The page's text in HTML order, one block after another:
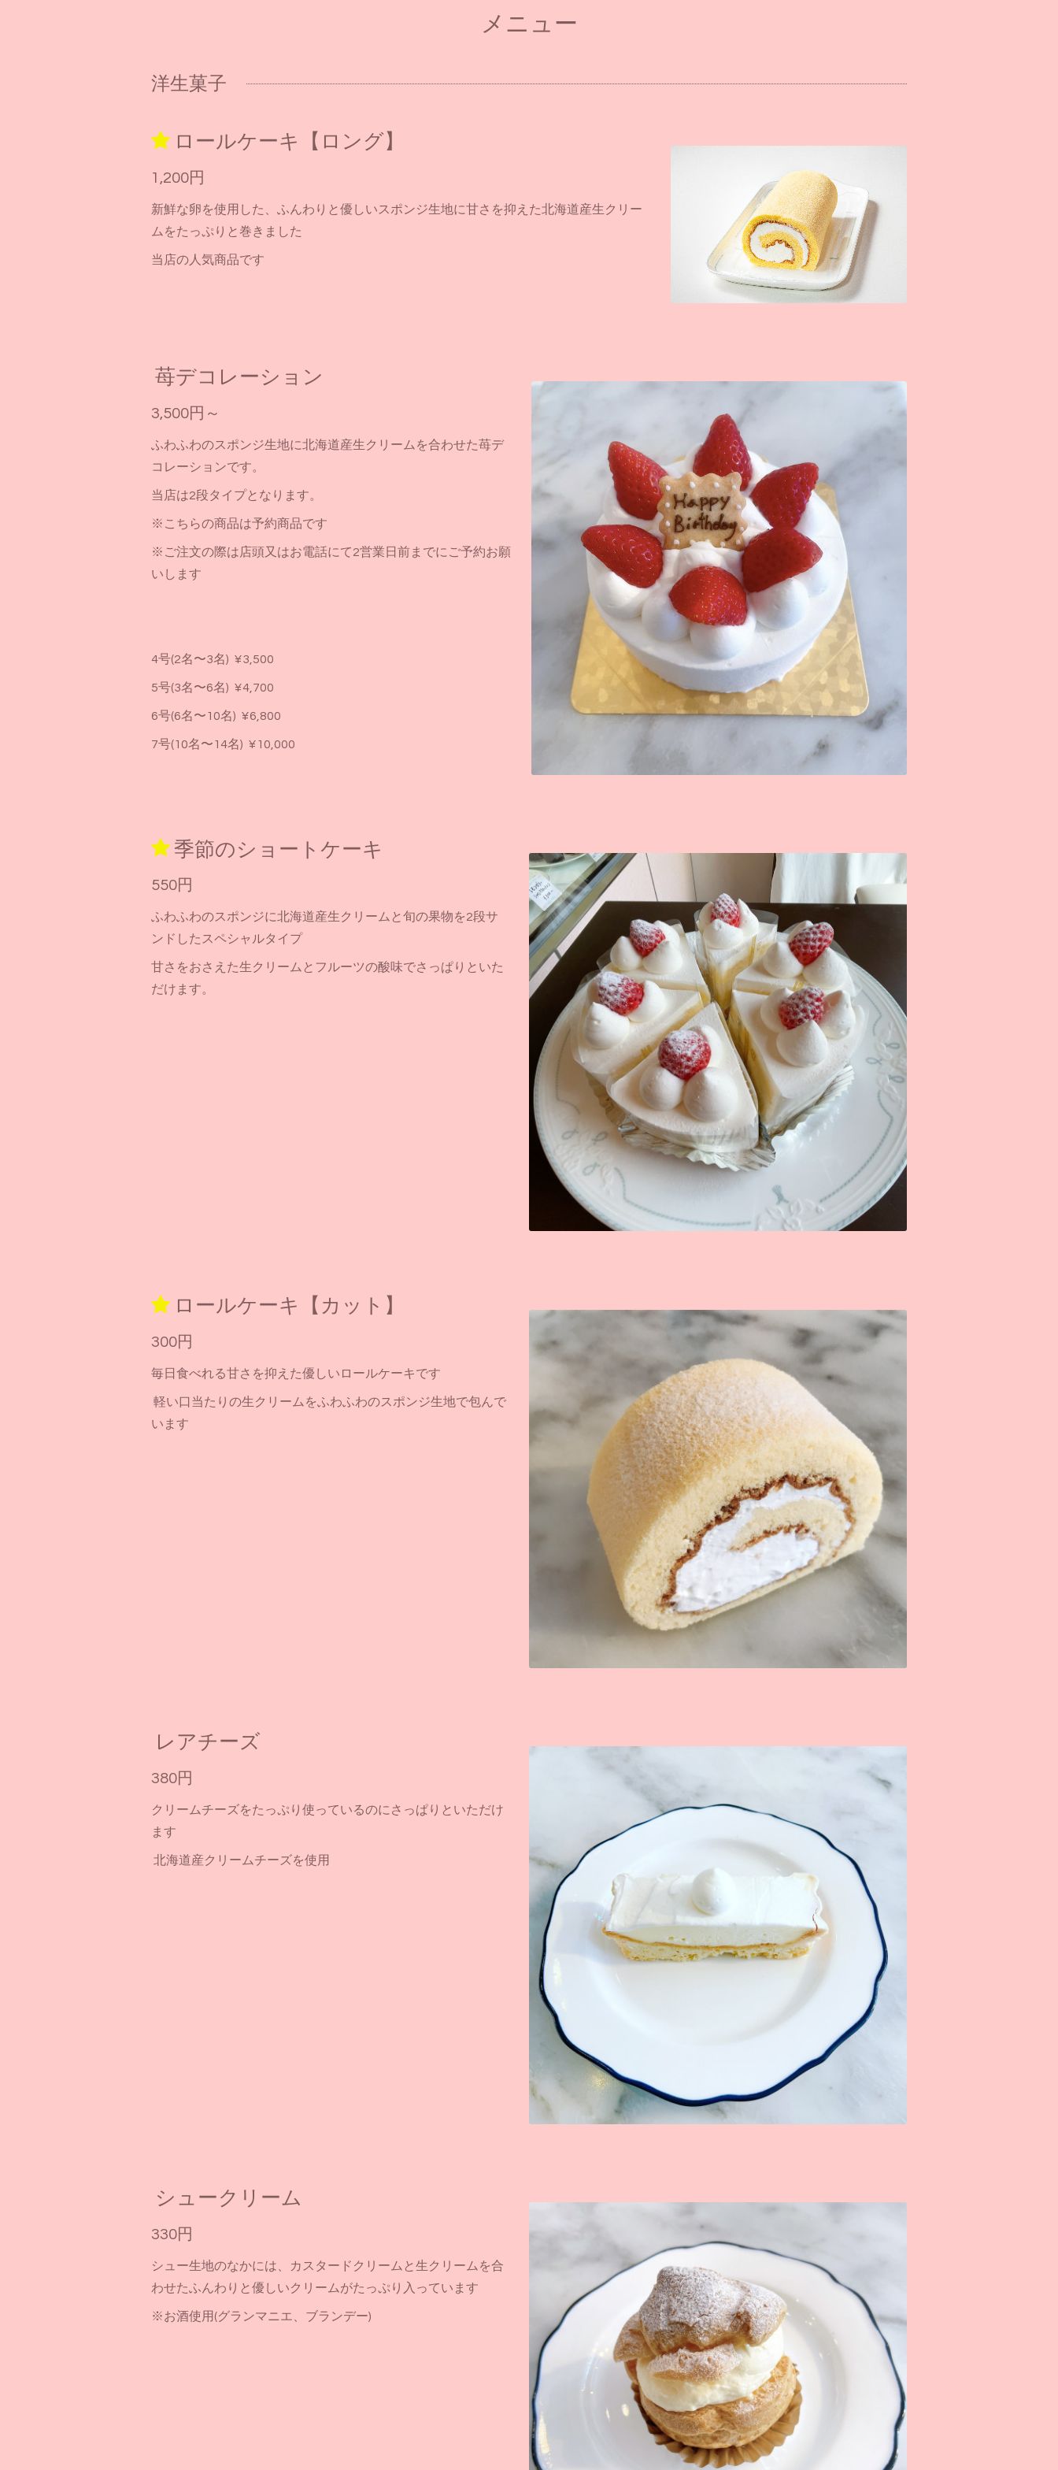
メニュー
洋生菓子
ロールケーキ【ロング】
1,200円
新鮮な卵を使用した、ふんわりと優しいスポンジ生地に甘さを抑えた北海道産生クリー
ムをたっぷりと巻きました
当店の人気商品です
苺デコレーション
3,500円～
ふわふわのスポンジ生地に北海道産生クリームを合わせた苺デ
コレーションです。
当店は2段タイプとなります。
※こちらの商品は予約商品です
※ご注文の際は店頭又はお電話にて2営業日前までにご予約お願
いします
4号(2名〜3名) ¥3,500
5号(3名〜6名) ¥4,700
6号(6名〜10名) ¥6,800
7号(10名〜14名) ¥10,000
季節のショートケーキ
550円
ふわふわのスポンジに北海道産生クリームと旬の果物を2段サ
ンドしたスペシャルタイプ
甘さをおさえた生クリームとフルーツの酸味でさっぱりといた
だけます。
ロールケーキ【カット】
300円
毎日食べれる甘さを抑えた優しいロールケーキです
軽い口当たりの生クリームをふわふわのスポンジ生地で包んで
います
レアチーズ
380円
クリームチーズをたっぷり使っているのにさっぱりといただけ
ます
北海道産クリームチーズを使用
シュークリーム
330円
シュー生地のなかには、カスタードクリームと生クリームを合
わせたふんわりと優しいクリームがたっぷり入っています
※お酒使用(グランマニエ、ブランデー)